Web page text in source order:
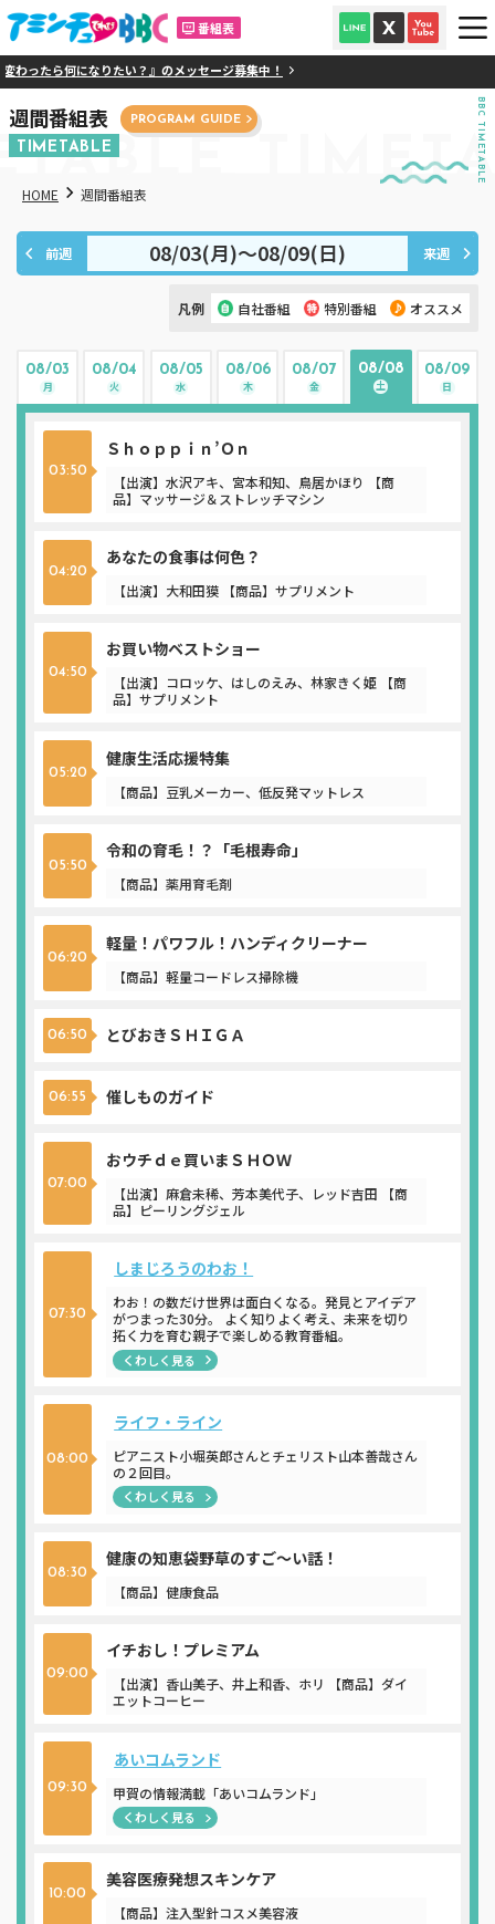
番組表
ったら何になりたい？』のメッセージ募集中！
週間番組表 PROGRAM GUIDE
TIMETABLE BBC TIMETABLE
HOME 週間番組表
前週 08/03(月)〜08/09(日) 来週
凡例 自社番組 特別番組 オススメ
08/03
月
08/04
火
08/05
水
08/06
木
08/07
金
08/08
土
08/09
日
03:50
Ｓｈｏｐｐｉｎ’Ｏｎ
【出演】水沢アキ、宮本和知、鳥居かほり 【商
品】マッサージ＆ストレッチマシン
04:20
あなたの食事は何色？
【出演】大和田獏 【商品】サプリメント
04:50
お買い物ベストショー
【出演】コロッケ、はしのえみ、林家きく姫 【商
品】サプリメント
05:20
健康生活応援特集
【商品】豆乳メーカー、低反発マットレス
05:50
令和の育毛！？「毛根寿命」
【商品】薬用育毛剤
06:20
軽量！パワフル！ハンディクリーナー
【商品】軽量コードレス掃除機
06:50 とびおきＳＨＩＧＡ
06:55 催しものガイド
07:00
おウチｄｅ買いまＳＨＯＷ
【出演】麻倉未稀、芳本美代子、レッド吉田 【商
品】ピーリングジェル
07:30
しまじろうのわお！
わお！の数だけ世界は面白くなる。発見とアイデア
がつまった30分。 よく知りよく考え、未来を切り
拓く力を育む親子で楽しめる教育番組。
くわしく見る
08:00
ライフ・ライン
ピアニスト小堀英郎さんとチェリスト山本善哉さん
の２回目。
くわしく見る
08:30
健康の知恵袋野草のすご～い話！
【商品】健康食品
09:00
イチおし！プレミアム
【出演】香山美子、井上和香、ホリ 【商品】ダイ
エットコーヒー
09:30
あいコムランド
甲賀の情報満載「あいコムランド」
くわしく見る
10:00
美容医療発想スキンケア
【商品】注入型針コスメ美容液